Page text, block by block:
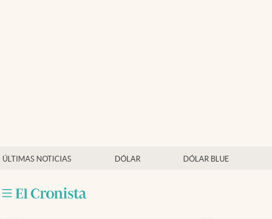
ÚLTIMAS NOTICIAS DÓLAR DÓLAR BLUE
Mercados Online